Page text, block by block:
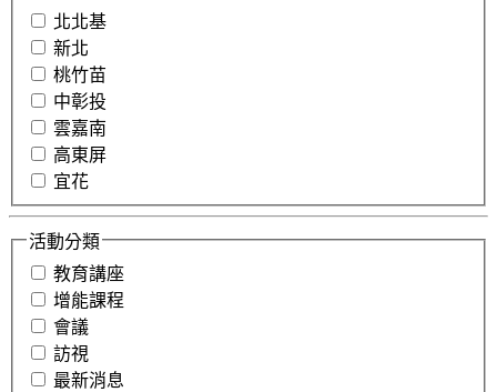
北北基
新北
桃竹苗
中彰投
雲嘉南
高東屏
宜花
活動分類
教育講座
增能課程
會議
訪視
最新消息